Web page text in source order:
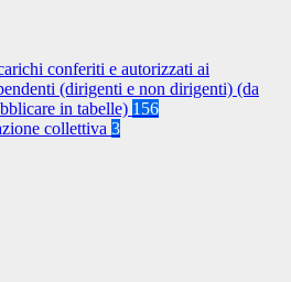
conferiti e autorizzati ai
(dirigenti e non dirigenti) (da
in tabelle) 156
collettiva 3